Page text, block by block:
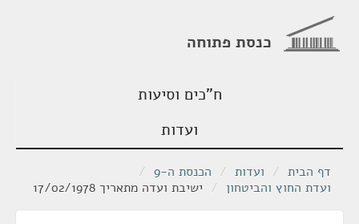
כנסת פתוחה
ח"כים וסיעות
ועדות
דף הבית / ועדות / הכנסת ה-9
/
ועדת החוץ והביטחון / ישיבת ועדה מתאריך 17/02/1978